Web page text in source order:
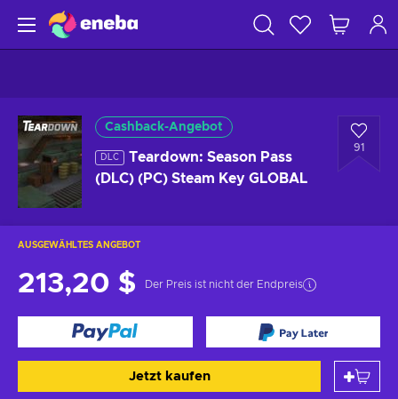
Cashback-Angebot
DLC
Teardown: Season Pass
(DLC) (PC) Steam Key GLOBAL
91
AUSGEWÄHLTES ANGEBOT
213,20 $ Der Preis ist nicht der Endpreis
Jetzt kaufen